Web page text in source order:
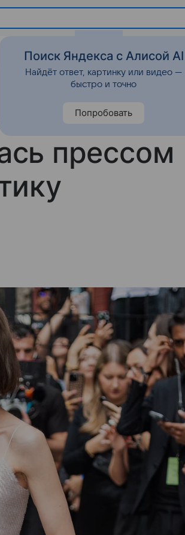
Дом Гороскопы Стиль жизни
Лили
прессом
Поиск Яндекса с Алисой AI
Найдёт ответ, картинку или видео —
быстро и точно
Попробовать